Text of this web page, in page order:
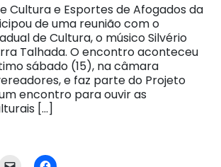
Cultura e Esportes de Afogados da
de uma reunião com o
de Cultura, o músico Silvério
Talhada. O encontro aconteceu
sábado (15), na câmara
e faz parte do Projeto
encontro para ouvir as
[…]